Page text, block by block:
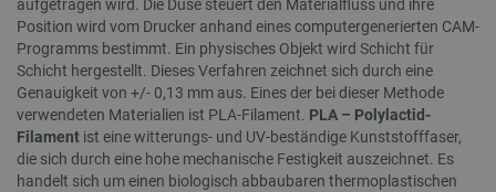
aufgetragen wird. Die Düse steuert den Materialfluss und ihre
Position wird vom Drucker anhand eines computergenerierten CAM-
Programms bestimmt. Ein physisches Objekt wird Schicht für
Schicht hergestellt. Dieses Verfahren zeichnet sich durch eine
Genauigkeit von +/- 0,13 mm aus. Eines der bei dieser Methode
verwendeten Materialien ist PLA-Filament. PLA – Polylactid-
Filament ist eine witterungs- und UV-beständige Kunststofffaser,
die sich durch eine hohe mechanische Festigkeit auszeichnet. Es
handelt sich um einen biologisch abbaubaren thermoplastischen
critCartData botland.de